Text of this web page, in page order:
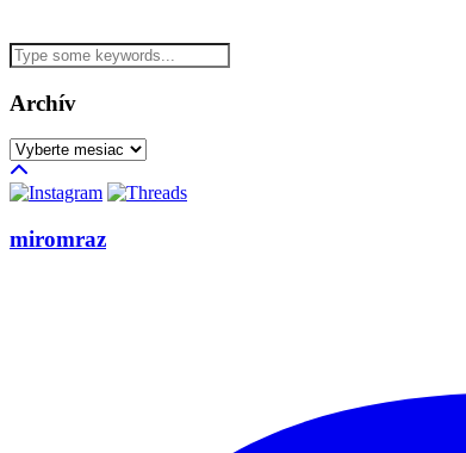
Archív
Archív
miromraz